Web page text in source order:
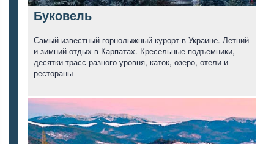
Буковель
Самый известный горнолыжный курорт в Украине. Летний
и зимний отдых в Карпатах. Кресельные подъемники,
десятки трасс разного уровня, каток, озеро, отели и
рестораны